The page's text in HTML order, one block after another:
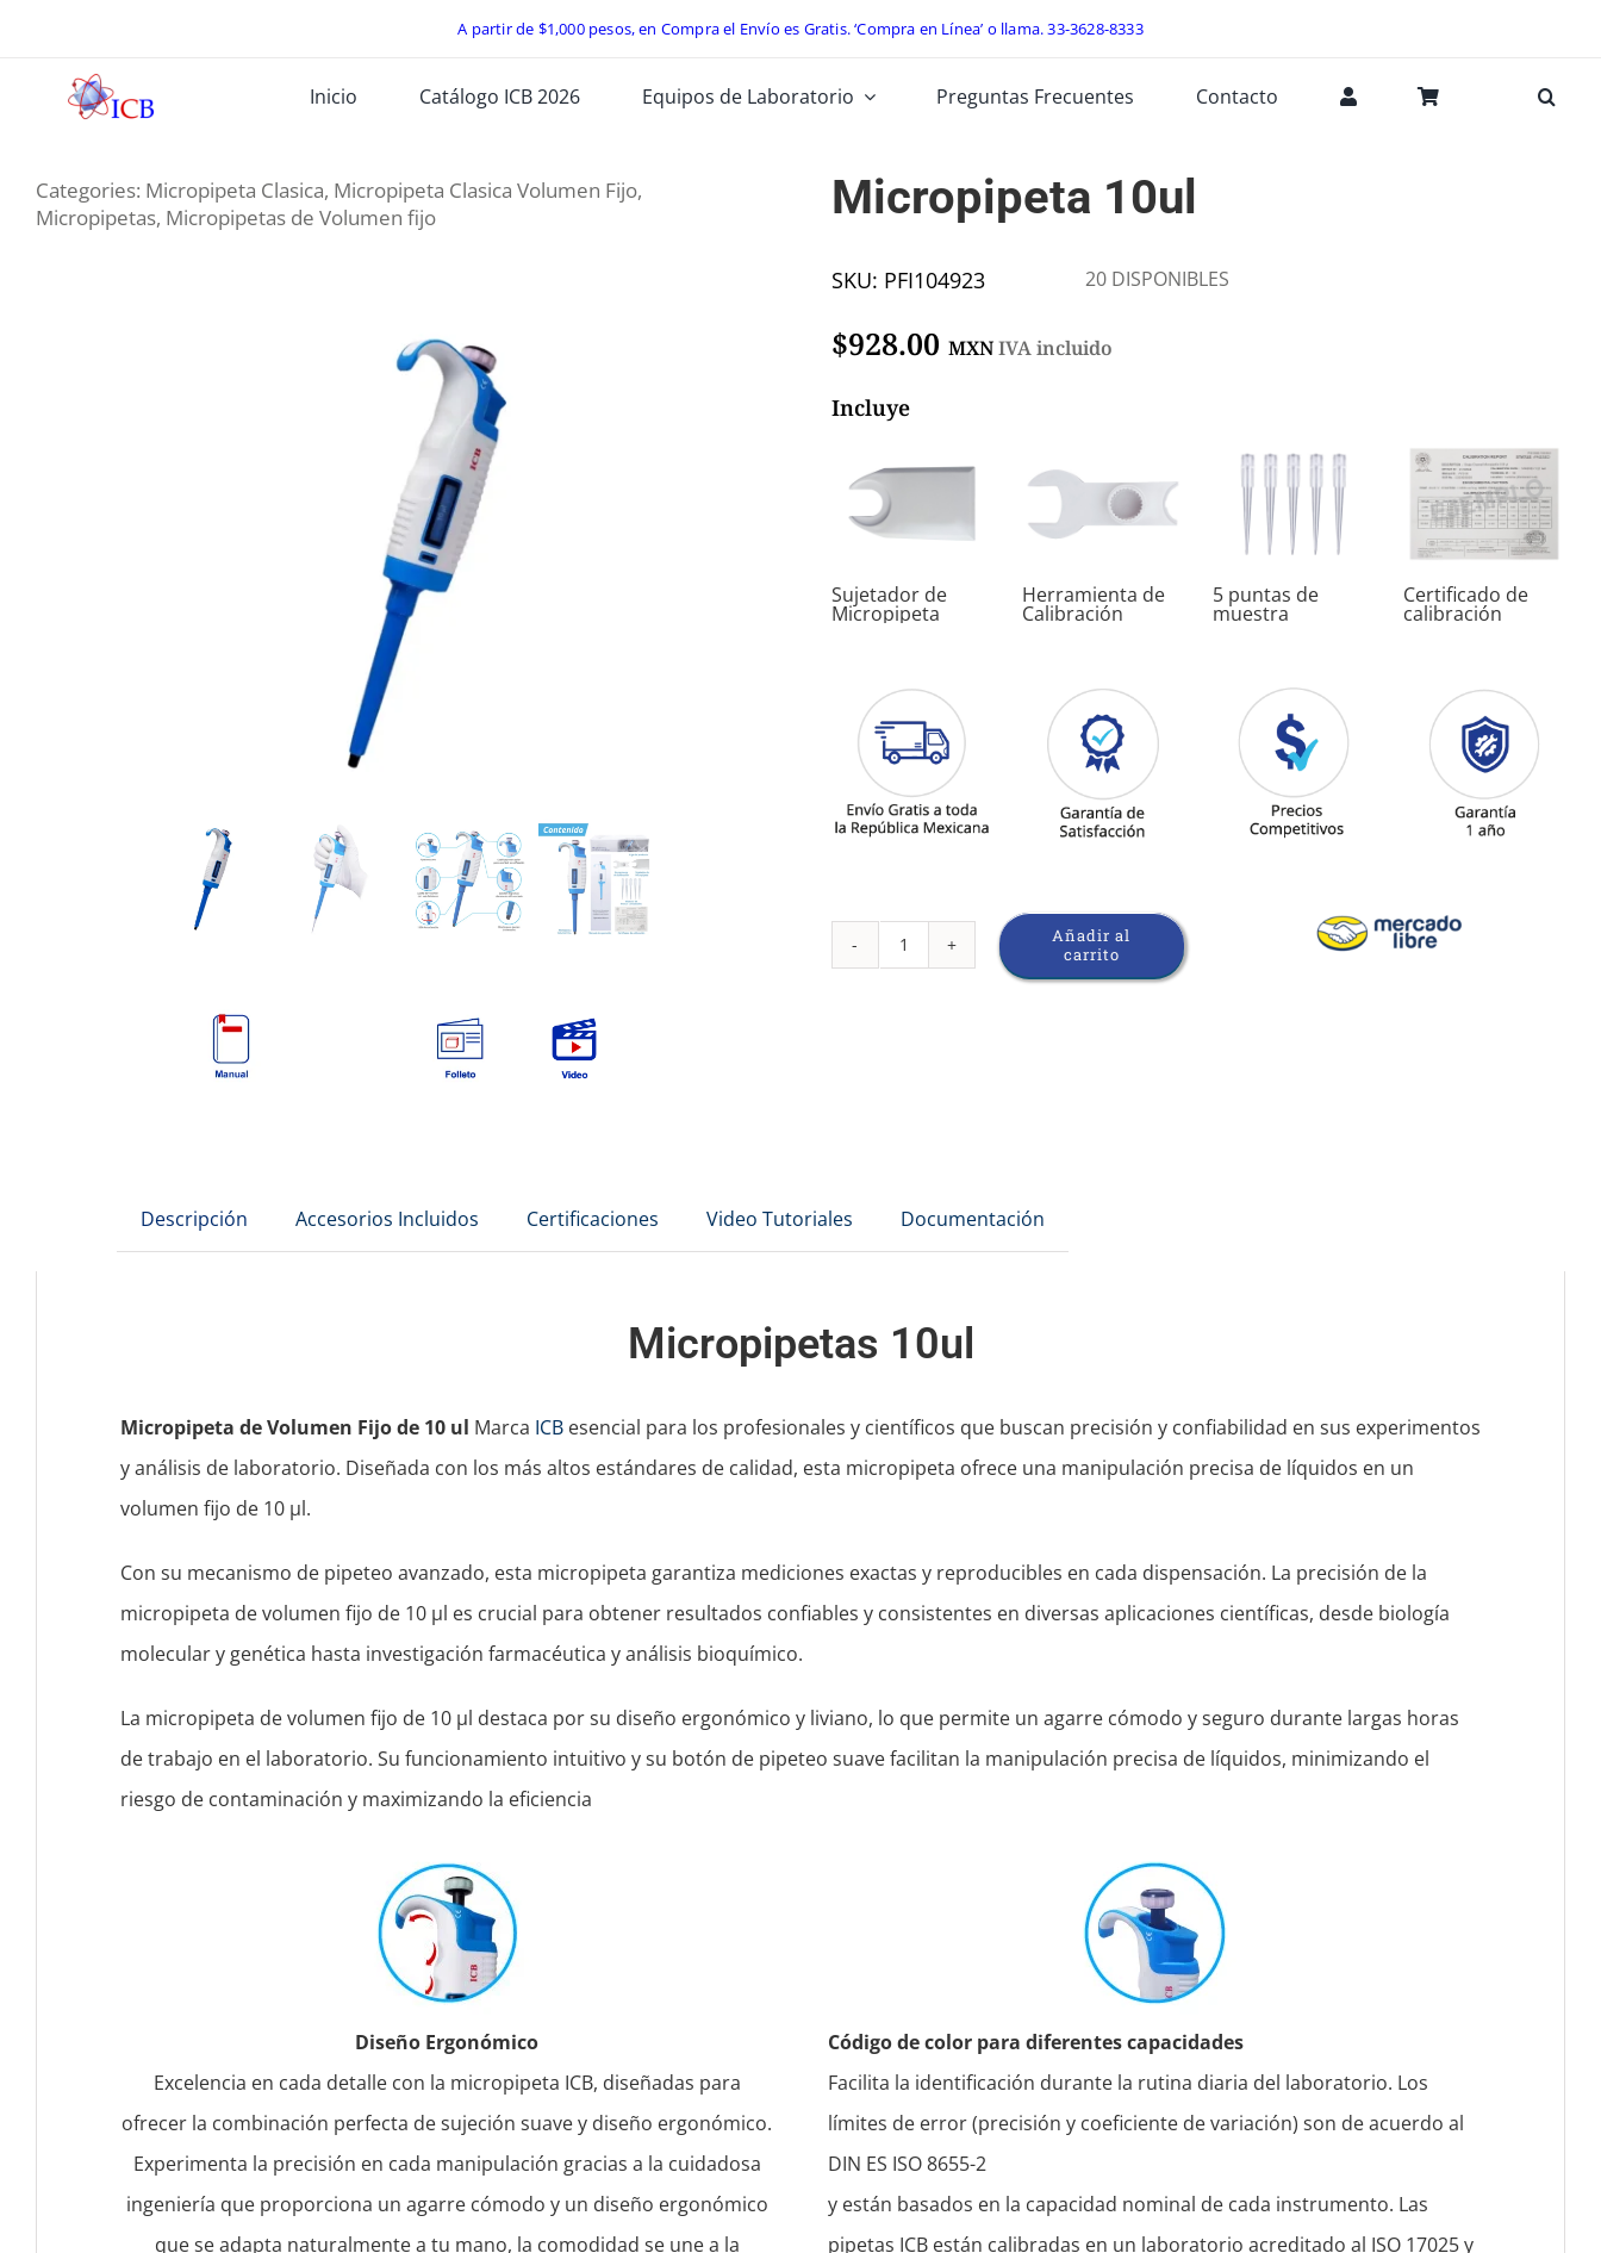
content
A partir de $1,000 pesos, en Compra el Envío es Gratis. ‘Compra en Línea’ o llama.33-3628-8333
Inicio Catálogo ICB 2026 Equipos de Laboratorio Preguntas Frecuentes Contacto
Categories: Micropipeta Clasica, Micropipeta Clasica Volumen Fijo,
Micropipetas, Micropipetas de Volumen fijo Micropipeta 10ul
SKU: PFI104923 20 DISPONIBLES
$928.00 MXNIVA incluido
Incluye
Sujetador de
Micropipeta
Herramienta de
Calibración
5 puntas de
muestra
Certificado de
calibración
Micropipeta
Añadir al
carrito
Descripción Accesorios Incluidos Certificaciones Video Tutoriales Documentación
Micropipetas 10ul
Micropipeta de Volumen Fijo de 10 ul Marca ICBesencial para los profesionales y científicos que buscan precisión y confiabilidad en sus experimentos
y análisis de laboratorio. Diseñada con los más altos estándares de calidad, esta micropipeta ofrece una manipulación precisa de líquidos en un
volumen fijo de 10 μl.
Con su mecanismo de pipeteo avanzado, esta micropipeta garantiza mediciones exactas y reproducibles en cada dispensación. La precisión de la
micropipeta de volumen fijo de 10 μl es crucial para obtener resultados confiables y consistentes en diversas aplicaciones científicas, desde biología
molecular y genética hasta investigación farmacéutica y análisis bioquímico.
La micropipeta de volumen fijo de 10 μl destaca por su diseño ergonómico y liviano, lo que permite un agarre cómodo y seguro durante largas horas
de trabajo en el laboratorio. Su funcionamiento intuitivo y su botón de pipeteo suave facilitan la manipulación precisa de líquidos, minimizando el
riesgo de contaminación y maximizando la eficiencia
Diseño Ergonómico
Excelencia en cada detalle con la micropipeta ICB, diseñadas para
ofrecer la combinación perfecta de sujeción suave y diseño ergonómico.
Experimenta la precisión en cada manipulación gracias a la cuidadosa
ingeniería que proporciona un agarre cómodo y un diseño ergonómico
que se adapta naturalmente a tu mano, la comodidad se une a la
Código de color para diferentes capacidades
Facilita la identificación durante la rutina diaria del laboratorio. Los
límites de error (precisión y coeficiente de variación) son de acuerdo al
DIN ES ISO 8655-2
y están basados en la capacidad nominal de cada instrumento. Las
pipetas ICB están calibradas en un laboratorio acreditado al ISO 17025 y